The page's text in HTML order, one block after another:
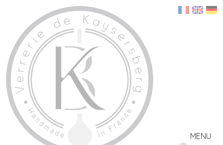
ACCUEIL
NOTRE ATELIER
NOS CRÉATIONS
ENTREPRISES & PROFESSIONNELS
ESPACE DE VENTE EN LIGNE
CONTACT ET VISITES
COMPTE CLIENT
PANIER
MENU
Panneau de gestion des cookies